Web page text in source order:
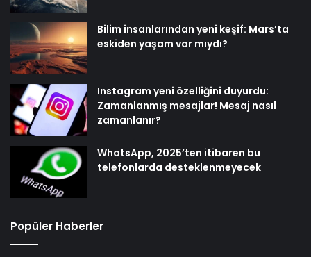
Bilim insanlarından yeni keşif: Mars’ta
eskiden yaşam var mıydı?
Instagram yeni özelliğini duyurdu:
Zamanlanmış mesajlar! Mesaj nasıl
zamanlanır?
WhatsApp, 2025’ten itibaren bu
telefonlarda desteklenmeyecek
Popüler Haberler